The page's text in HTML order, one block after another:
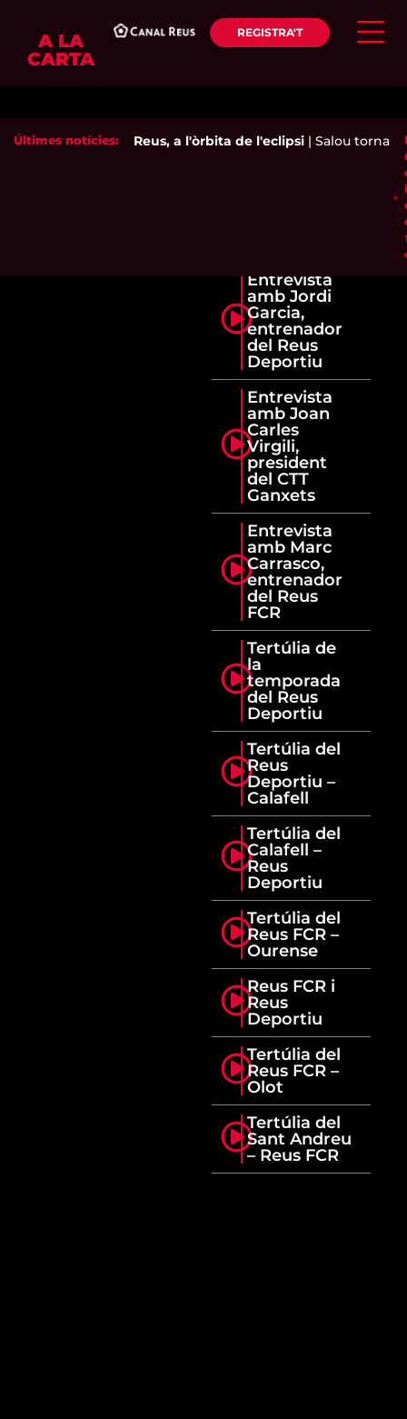
A LA
CARTA
REGISTRA'T
Últimes notícies: Reus, a l'òrbita de l'eclipsi| Salou torna a
Entrevista
amb Jordi
Garcia,
entrenador
del Reus
Deportiu
Entrevista
amb Joan
Carles
Virgili,
president
del CTT
Ganxets
Entrevista
amb Marc
Carrasco,
entrenador
del Reus
FCR
Tertúlia de
la
temporada
del Reus
Deportiu
Tertúlia del
Reus
Deportiu –
Calafell
Tertúlia del
Calafell –
Reus
Deportiu
Tertúlia del
Reus FCR –
Ourense
Reus FCR i
Reus
Deportiu
Tertúlia del
Reus FCR –
Olot
Tertúlia del
Sant Andreu
– Reus FCR